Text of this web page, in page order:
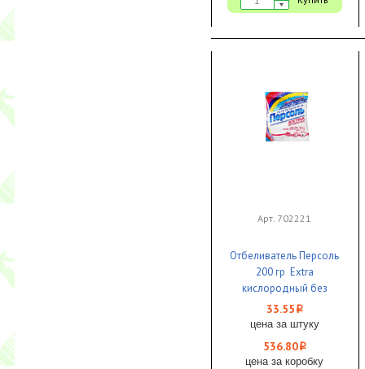
Арт. 702221
Отбеливатель Персоль
200 гр Extra
кислородный без
хлора 1/16
33.55 i
цена за штуку
536.80i
цена за коробку